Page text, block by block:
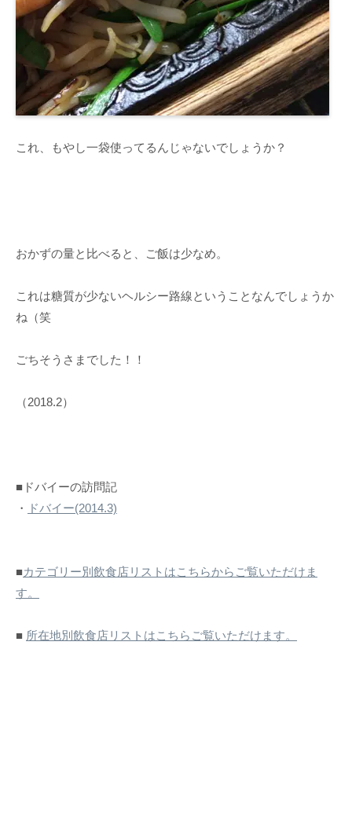
これ、もやし一袋使ってるんじゃないでしょうか？
おかずの量と比べると、ご飯は少なめ。
これは糖質が少ないヘルシー路線ということなんでしょうか
ね（笑
ごちそうさまでした！！
（2018.2）
■ドバイーの訪問記
・
ドバイー(2014.3)
■カテゴリー別飲食店リストはこちらからご覧いただけま
す。
■ 所在地別飲食店リストはこちらご覧いただけます。